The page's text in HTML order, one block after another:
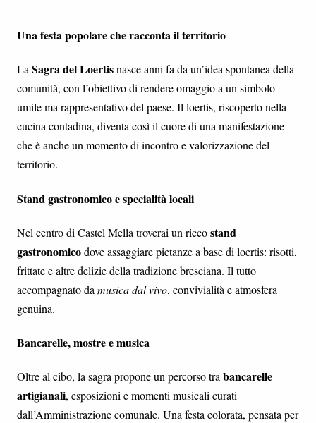
Una festa popolare che racconta il territorio
LaSagra del Loertisnasce anni fa da un’idea spontanea della
comunità, con l’obiettivo di rendere omaggio a un simbolo
umile ma rappresentativo del paese. Il loertis, riscoperto nella
cucina contadina, diventa così il cuore di una manifestazione
che è anche un momento di incontro e valorizzazione del
territorio.
Stand gastronomico e specialità locali
Nel centro di Castel Mella troverai un riccostand
gastronomicodove assaggiare pietanze a base di loertis: risotti,
frittate e altre delizie della tradizione bresciana. Il tutto
accompagnato da musica dal vivo, convivialità e atmosfera
genuina.
Bancarelle, mostre e musica
Oltre al cibo, la sagra propone un percorso trabancarelle
artigianali, esposizioni e momenti musicali curati
dall’Amministrazione comunale. Una festa colorata, pensata per